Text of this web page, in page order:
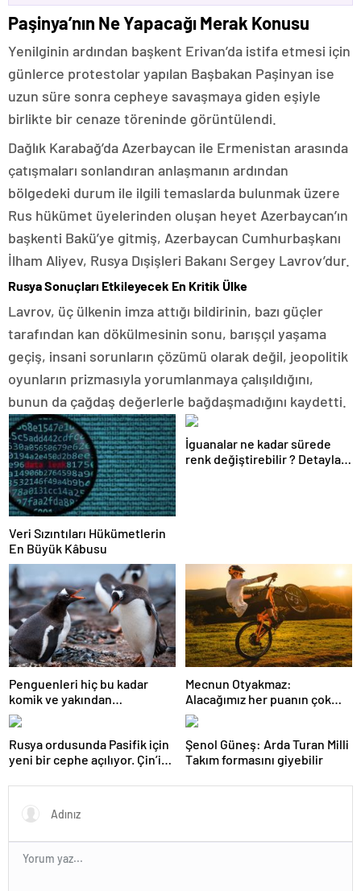
Paşinya’nın Ne Yapacağı Merak Konusu
Yenilginin ardından başkent Erivan’da istifa etmesi için
günlerce protestolar yapılan Başbakan Paşinyan ise
uzun süre sonra cepheye savaşmaya giden eşiyle
birlikte bir cenaze töreninde görüntülendi.
Dağlık Karabağ’da Azerbaycan ile Ermenistan arasında
çatışmaları sonlandıran anlaşmanın ardından
bölgedeki durum ile ilgili temaslarda bulunmak üzere
Rus hükümet üyelerinden oluşan heyet Azerbaycan’ın
başkenti Bakü’ye gitmiş, Azerbaycan Cumhurbaşkanı
İlham Aliyev, Rusya Dışişleri Bakanı Sergey Lavrov’dur.
Rusya Sonuçları Etkileyecek En Kritik Ülke
Lavrov, üç ülkenin imza attığı bildirinin, bazı güçler
tarafından kan dökülmesinin sonu, barışçıl yaşama
geçiş, insani sorunların çözümü olarak değil, jeopolitik
oyunların prizmasıyla yorumlanmaya çalışıldığını,
bunun da çağdaş değerlerle bağdaşmadığını kaydetti.
Veri Sızıntıları Hükümetlerin
En Büyük Kâbusu
İguanalar ne kadar sürede
renk değiştirebilir ? Detaylar
Penguenleri hiç bu kadar
komik ve yakından
görmemiştiniz
Mecnun Otyakmaz:
Alacağımız her puanın çok
önemi var
Rusya ordusunda Pasifik için
yeni bir cephe açılıyor. Çin’in
Şenol Güneş: Arda Turan Milli
Takım formasını giyebilir